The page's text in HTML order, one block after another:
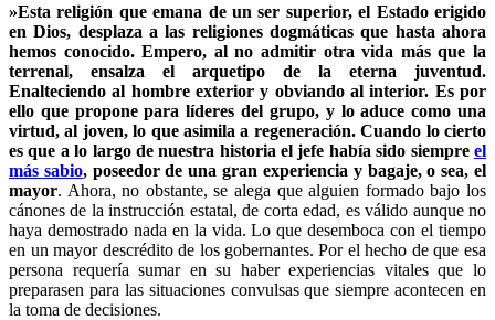
»Esta religión que emana de un ser superior, el Estado erigido
en Dios, desplaza a las religiones dogmáticas que hasta ahora
hemos conocido. Empero, al no admitir otra vida más que la
terrenal, ensalza el arquetipo de la eterna juventud.
Enalteciendo al hombre exterior y obviando al interior. Es por
ello que propone para líderes del grupo, y lo aduce como una
virtud, al joven, lo que asimila a regeneración. Cuando lo cierto
es que a lo largo de nuestra historia el jefe había sido siempre el
más sabio, poseedor de una gran experiencia y bagaje, o sea, el
mayor. Ahora, no obstante, se alega que alguien formado bajo los
cánones de la instrucción estatal, de corta edad, es válido aunque no
haya demostrado nada en la vida. Lo que desemboca con el tiempo
en un mayor descrédito de los gobernantes. Por el hecho de que esa
persona requería sumar en su haber experiencias vitales que lo
preparasen para las situaciones convulsas que siempre acontecen en
la toma de decisiones.